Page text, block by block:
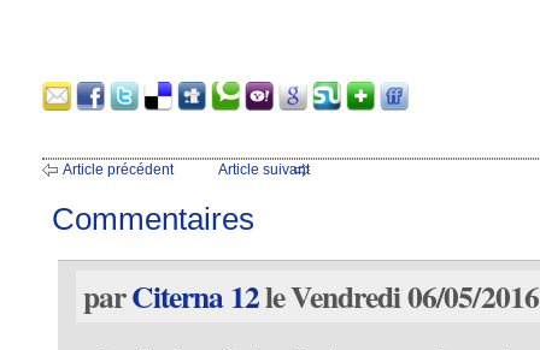
Article précédent Article suivant
Commentaires
parCiterna 12le Vendredi 06/05/